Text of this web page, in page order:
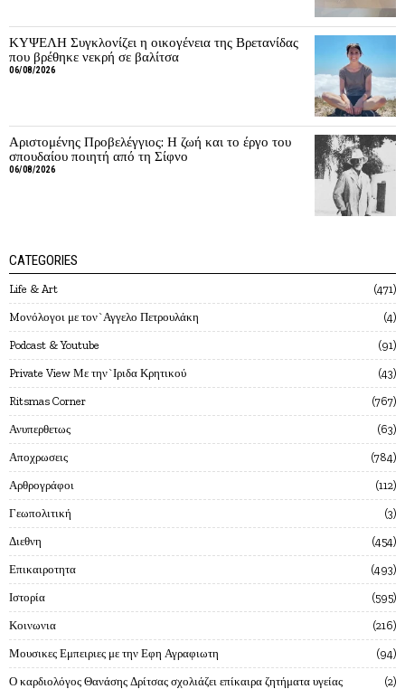
ΚΥΨΕΛΗ Συγκλονίζει η οικογένεια της Βρετανίδας
που βρέθηκε νεκρή σε βαλίτσα
06/08/2026
Αριστομένης Προβελέγγιος: Η ζωή και το έργο του
σπουδαίου ποιητή από τη Σίφνο
06/08/2026
CATEGORIES
Life & Art 471
Mονόλογοι με τον`Αγγελο Πετρουλάκη 4
Podcast & Youtube 91
Private View Με την`Ιριδα Κρητικού 43
Ritsmas Corner 767
Ανυπερθετως 63
Αποχρωσεις 784
Αρθρογράφοι 112
Γεωπολιτική 3
Διεθνη 454
Επικαιροτητα 493
Ιστορία 595
Κοινωνια 216
Μουσικες Εμπειριες με την Εφη Αγραφιωτη 94
Ο καρδιολόγος Θανάσης Δρίτσας σχολιάζει επίκαιρα ζητήματα υγείας 2